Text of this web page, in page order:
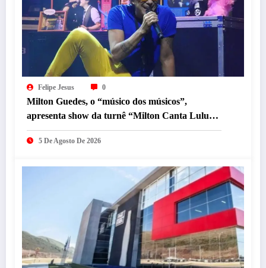
Felipe Jesus 0
Milton Guedes, o “músico dos músicos”,
apresenta show da turnê “Milton Canta Lulu”
em BH
5 De Agosto De 2026